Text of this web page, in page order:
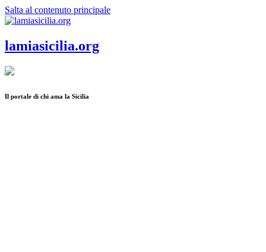
Salta al contenuto principale
lamiasicilia.org
Il portale di chi ama la Sicilia